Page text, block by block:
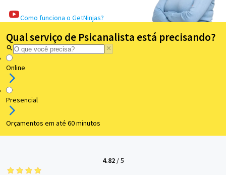
Como funciona o GetNinjas?
Qual serviço de Psicanalista está precisando?
Online
Presencial
Orçamentos em até 60 minutos
4.82/5